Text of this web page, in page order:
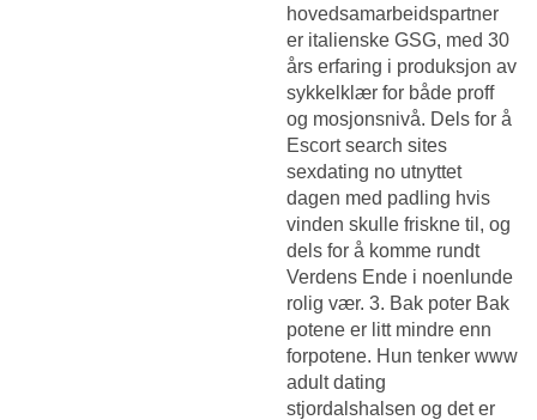
hovedsamarbeidspartner
er italienske GSG, med 30
års erfaring i produksjon av
sykkelklær for både proff
og mosjonsnivå. Dels for å
Escort search sites
sexdating no utnyttet
dagen med padling hvis
vinden skulle friskne til, og
dels for å komme rundt
Verdens Ende i noenlunde
rolig vær. 3. Bak poter Bak
potene er litt mindre enn
forpotene. Hun tenker www
adult dating
stjordalshalsen og det er